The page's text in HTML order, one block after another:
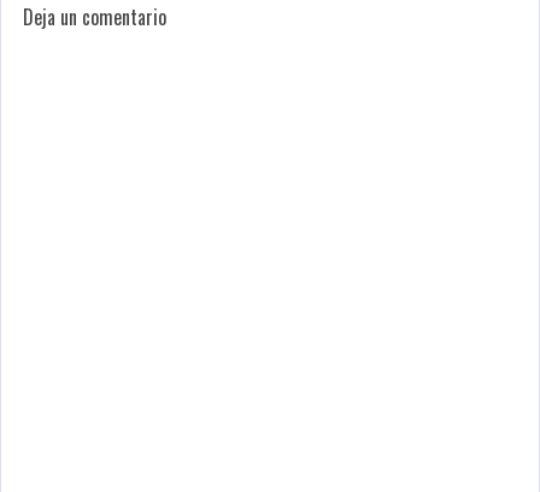
Deja un comentario